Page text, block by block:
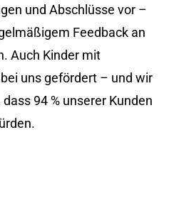
und Abschlüsse vor –
Feedback an
Auch Kinder mit
uns gefördert – und wir
94 % unserer Kunden